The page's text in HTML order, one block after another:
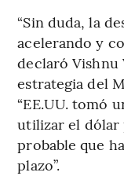
“Sin duda, la
acelerando y
declaró Vishnu
estrategia del
“EE.UU. tomó
utilizar el dólar
probable que
plazo”.